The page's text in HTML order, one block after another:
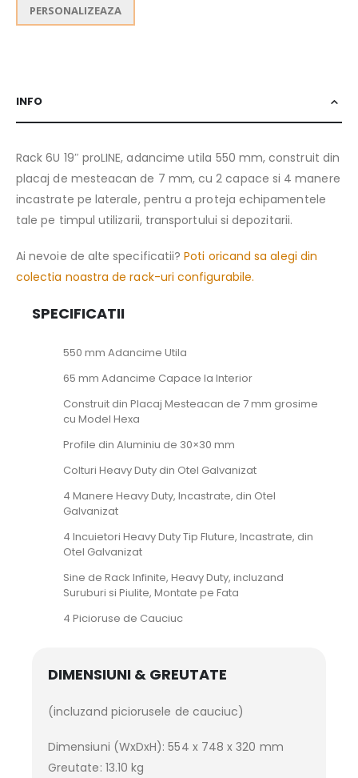
PERSONALIZEAZA
INFO
Rack 6U 19″ proLINE, adancime utila 550 mm, construit din
placaj de mesteacan de 7 mm, cu 2 capace si 4 manere
incastrate pe laterale, pentru a proteja echipamentele
tale pe timpul utilizarii, transportului si depozitarii.
Ai nevoie de alte specificatii?Poti oricand sa alegi din
colectia noastra de rack-uri configurabile.
SPECIFICATII
550 mm Adancime Utila
65 mm Adancime Capace la Interior
Construit din Placaj Mesteacan de 7 mm grosime
cu Model Hexa
Profile din Aluminiu de 30×30 mm
Colturi Heavy Duty din Otel Galvanizat
4 Manere Heavy Duty, Incastrate, din Otel
Galvanizat
4 Incuietori Heavy Duty Tip Fluture, Incastrate, din
Otel Galvanizat
Sine de Rack Infinite, Heavy Duty, incluzand
Suruburi si Piulite, Montate pe Fata
4 Picioruse de Cauciuc
DIMENSIUNI & GREUTATE
(incluzand piciorusele de cauciuc)
Dimensiuni (WxDxH): 554 x 748 x 320 mm
Greutate: 13.10 kg